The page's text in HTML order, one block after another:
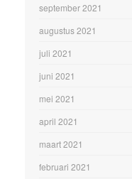
september 2021
augustus 2021
juli 2021
juni 2021
mei 2021
april 2021
maart 2021
februari 2021